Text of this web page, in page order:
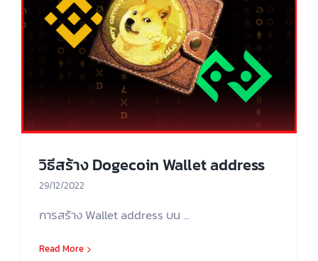
วิธีสร้าง Dogecoin Wallet address
29/12/2022
การสร้าง Wallet address บน ...
Read More